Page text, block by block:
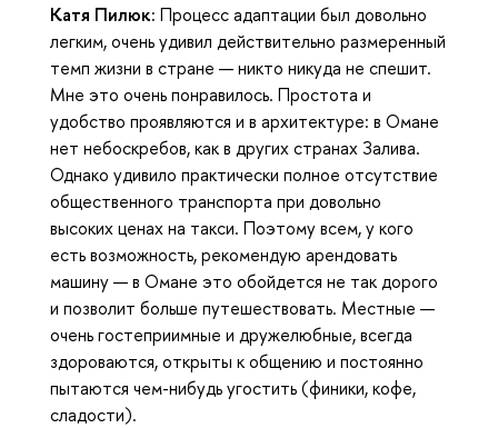
Катя Пилюк: Процесс адаптации был довольно
легким, очень удивил действительно размеренный
темп жизни в стране — никто никуда не спешит.
Мне это очень понравилось. Простота и
удобство проявляются и в архитектуре: в Омане
нет небоскребов, как в других странах Залива.
Однако удивило практически полное отсутствие
общественного транспорта при довольно
высоких ценах на такси. Поэтому всем, у кого
есть возможность, рекомендую арендовать
машину — в Омане это обойдется не так дорого
и позволит больше путешествовать. Местные —
очень гостеприимные и дружелюбные, всегда
здороваются, открыты к общению и постоянно
пытаются чем-нибудь угостить (финики, кофе,
сладости).